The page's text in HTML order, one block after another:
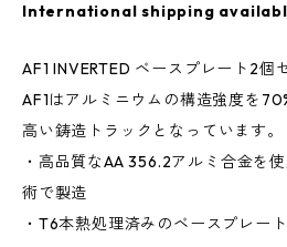
International shipping
AF1 INVERTED ベースプレート2個
AF1はアルミニウムの構造強度を
高い鋳造トラックとなっています。
・高品質なAA 356.2アルミ合金を
術で製造
・T6本熱処理済みのベースプレート